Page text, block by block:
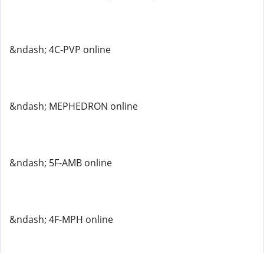
&ndash; 4C-PVP online
&ndash; MEPHEDRON online
&ndash; 5F-AMB online
&ndash; 4F-MPH online